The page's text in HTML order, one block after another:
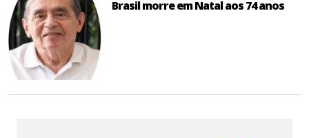
Brasil morre em Natal aos 74 anos